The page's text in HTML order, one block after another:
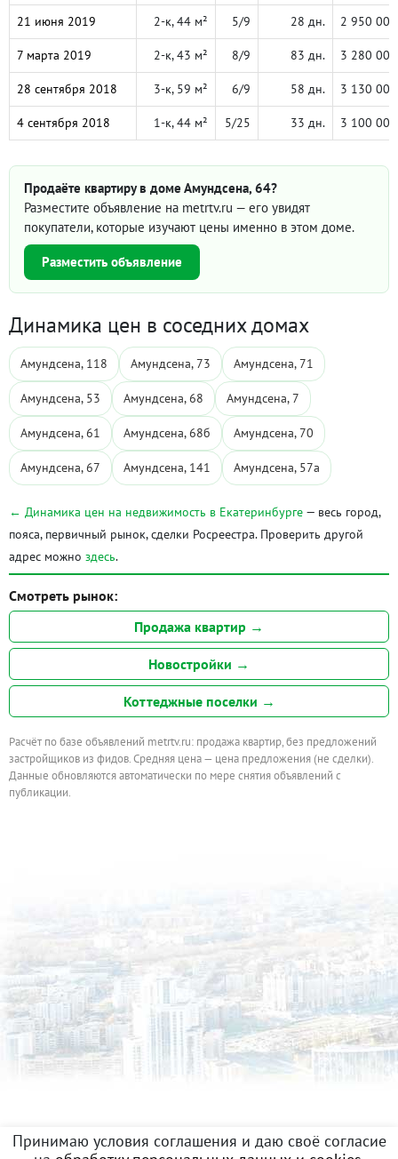
21 июня 2019 2-к, 44 м² 5/9 28 дн. 2 950 000
7 марта 2019 2-к, 43 м² 8/9 83 дн. 3 280 000
28 сентября 2018 3-к, 59 м² 6/9 58 дн. 3 130 000
4 сентября 2018 1-к, 44 м² 5/25 33 дн. 3 100 000
Продаёте квартиру в доме Амундсена, 64?
Разместите объявление на metrtv.ru — его увидят
покупатели, которые изучают цены именно в этом доме.
Разместить объявление
Динамика цен в соседних домах
Амундсена, 118 Амундсена, 73 Амундсена, 71
Амундсена, 53 Амундсена, 68 Амундсена, 7
Амундсена, 61 Амундсена, 68б Амундсена, 70
Амундсена, 67 Амундсена, 141 Амундсена, 57а
← Динамика цен на недвижимость в Екатеринбурге — весь город,
пояса, первичный рынок, сделки Росреестра. Проверить другой
адрес можно здесь.
Смотреть рынок:
Продажа квартир →
Новостройки →
Коттеджные поселки →
Расчёт по базе объявлений metrtv.ru: продажа квартир, без предложений
застройщиков из фидов. Средняя цена — цена предложения (не сделки).
Данные обновляются автоматически по мере снятия объявлений с
публикации.
Принимаю условия соглашения и даю своё согласие